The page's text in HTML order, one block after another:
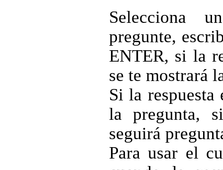
Selecciona
pregunte,
ENTER, si la
se te mostrará
Si la respuesta
la pregunta,
seguirá
Para usar el